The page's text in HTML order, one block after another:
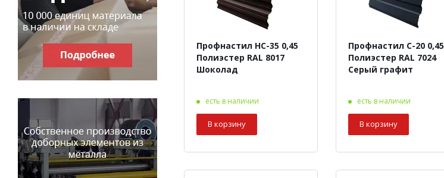
Профнастил НС-35 0,45
Полиэстер RAL 8017
Шоколад
есть в наличии
В корзину
Профнастил С-20 0,45
Полиэстер RAL 7024
Серый графит
есть в наличии
В корзину